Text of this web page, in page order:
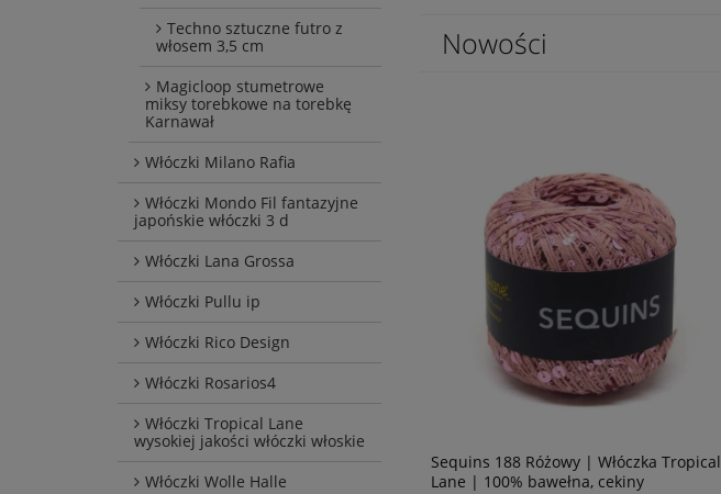
Techno sztuczne futro z
włosem 3,5 cm
Magicloop stumetrowe
miksy torebkowe na torebkę
Karnawał
Włóczki Milano Rafia
Włóczki Mondo Fil fantazyjne
japońskie włóczki 3 d
Włóczki Lana Grossa
Włóczki Pullu ip
Włóczki Rico Design
Włóczki Rosarios4
Włóczki Tropical Lane
wysokiej jakości włóczki włoskie
Włóczki Wolle Halle
Nowości
Lane | 100% bawełna, cekiny
Sequins 188 Różowy | Włóczka Tropical
Lane | 100% bawełna, cekiny